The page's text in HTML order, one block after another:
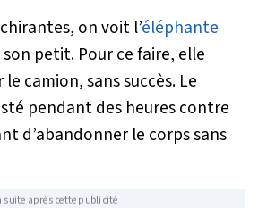
on voit l’éléphante
petit. Pour ce faire, elle
camion, sans succès. Le
pendant des heures contre
d’abandonner le corps sans
suite après cette publicité